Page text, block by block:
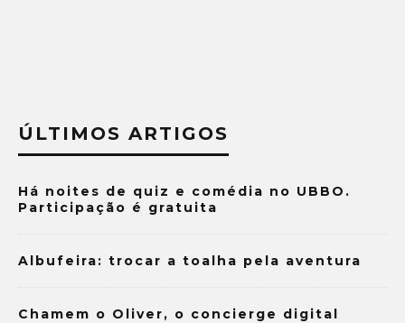
ÚLTIMOS ARTIGOS
Há noites de quiz e comédia no UBBO.
Participação é gratuita
Albufeira: trocar a toalha pela aventura
Chamem o Oliver, o concierge digital